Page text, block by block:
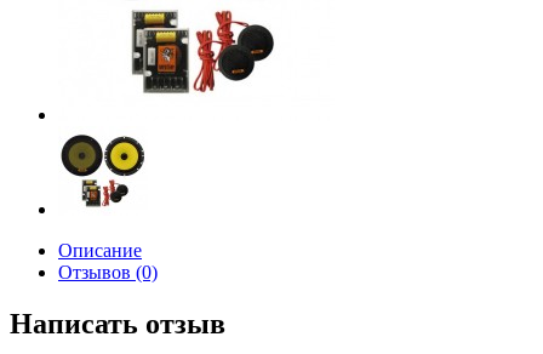
Описание
Отзывов (0)
Написать отзыв